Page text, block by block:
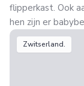
flipperkast. Ook
hen zijn er
Zwitserland.